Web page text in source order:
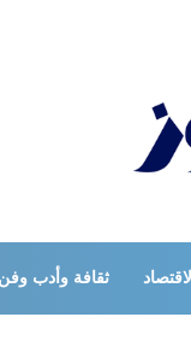
الاقتصاد ثقافة وأدب وفن